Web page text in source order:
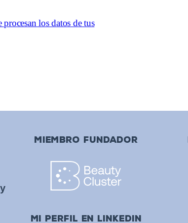
los datos de tus
MIEMBRO FUNDADOR
mi perfil en linkedin